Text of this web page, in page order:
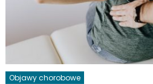
Objawy chorobowe